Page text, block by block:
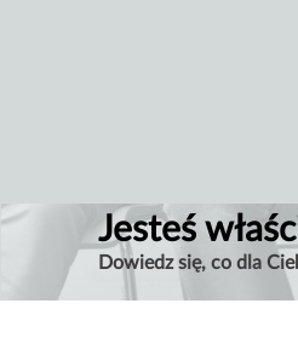
Jesteś
Dowiedz się, co dla